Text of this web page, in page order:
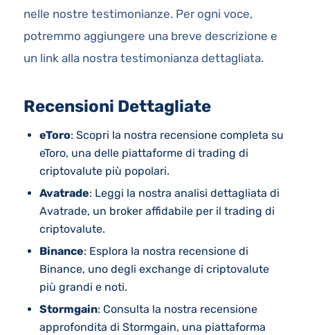
nelle nostre testimonianze. Per ogni voce,
potremmo aggiungere una breve descrizione e
un link alla nostra testimonianza dettagliata.
Recensioni Dettagliate
eToro: Scopri la nostra recensione completa su
eToro, una delle piattaforme di trading di
criptovalute più popolari.
Avatrade: Leggi la nostra analisi dettagliata di
Avatrade, un broker affidabile per il trading di
criptovalute.
Binance: Esplora la nostra recensione di
Binance, uno degli exchange di criptovalute
più grandi e noti.
Stormgain: Consulta la nostra recensione
approfondita di Stormgain, una piattaforma